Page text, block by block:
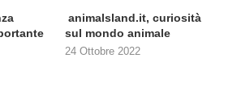
animalsland.it, curiosità
sul mondo animale
24 Ottobre 2022